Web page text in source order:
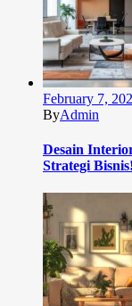
February 7,
ByAdmin
Desain
Strategi